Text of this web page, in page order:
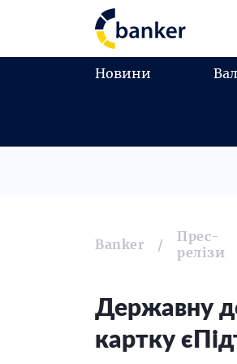
Новини
Banker
Прес-
релізи
Державну
картку